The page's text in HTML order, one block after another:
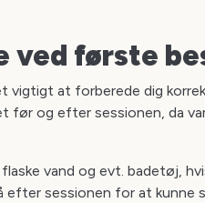
ved første
vigtigt at forberede dig
før og efter sessionen, da
vand og evt. badetøj,
sessionen for at kunne